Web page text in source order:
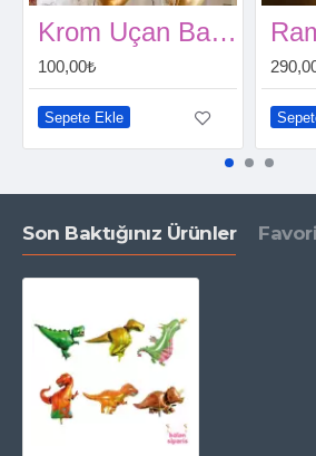
Krom Uçan Balon (1 Adet)
100,00₺
Sepete Ekle
Son Baktığınız Ürünler